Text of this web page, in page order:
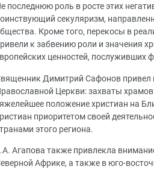
последнюю роль в росте этих
секуляризм,
Кроме того, перекосы в
к забвению роли и значения
ценностей, послуживших
Димитрий Сафонов привел
Церкви: захваты
положение христиан на
приоритетом своей
этого региона.
Агапова также привлекла
Африке, а также в юго-